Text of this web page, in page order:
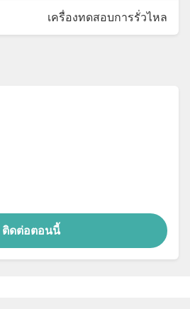
เครื่องทดสอบการรั่วไหล
ติดต่อตอนนี้